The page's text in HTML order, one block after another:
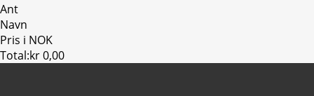
Ant
Navn
Pris i NOK
Total:kr 0,00